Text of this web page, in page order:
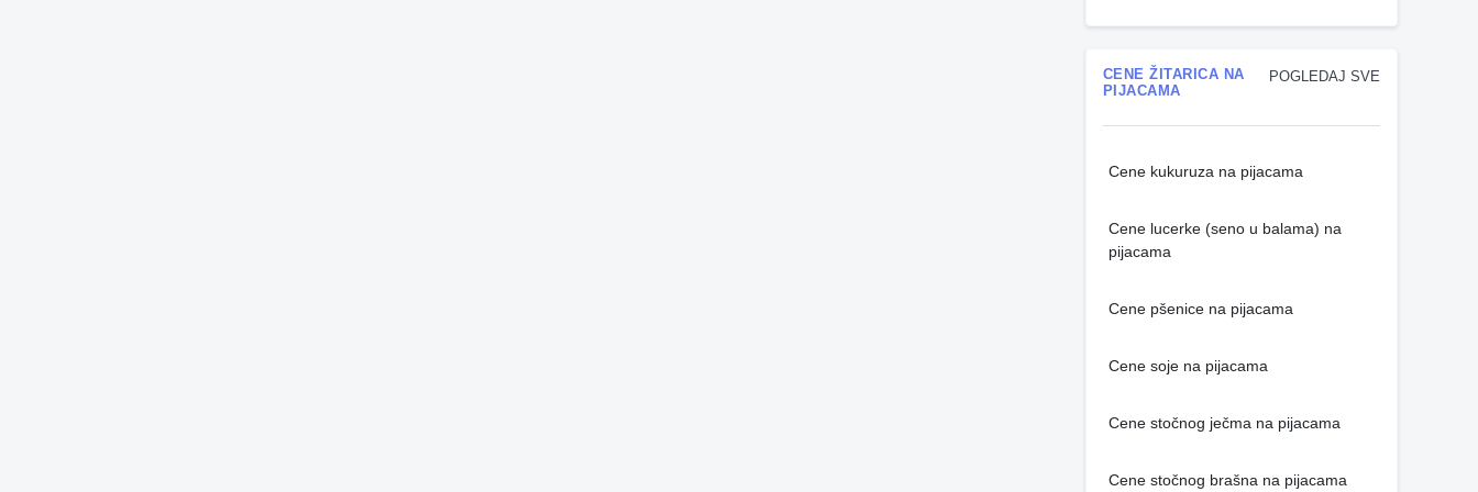
POGLEDAJ SVE
CENE ŽITARICA NA
PIJACAMA
Cene kukuruza na pijacama
Cene lucerke (seno u balama) na
pijacama
Cene pšenice na pijacama
Cene soje na pijacama
Cene stočnog ječma na pijacama
Cene stočnog brašna na pijacama